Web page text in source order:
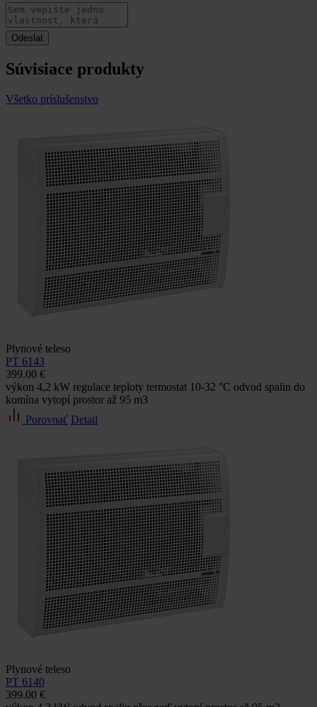
Súvisiace produkty
Všetko príslušenstvo
Plynové teleso
PT 6143
399.00 €
výkon 4,2 kW regulace teploty termostat 10-32 °C odvod spalin do
komína vytopí prostor až 95 m3
Porovnať Detail
Plynové teleso
PT 6140
399.00 €